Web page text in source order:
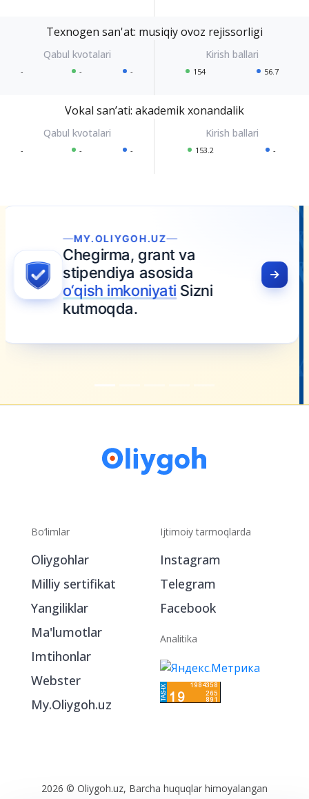
Texnogen san'at: musiqiy ovoz rejissorligi
- - - 154 56.7
Vokal sanʼati: akademik xonandalik
- - - 153.2 -
Bo‘limlar
Oliygohlar
Milliy sertifikat
Yangiliklar
Ma'lumotlar
Imtihonlar
Webster
My.Oliygoh.uz
Ijtimoiy tarmoqlarda
Instagram
Telegram
Facebook
Analitika
2026 © Oliygoh.uz, Barcha huquqlar himoyalangan